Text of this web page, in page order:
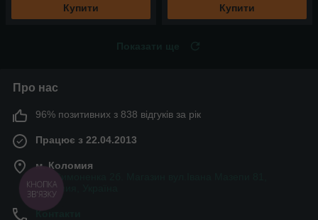
Купити Купити
Про нас
96% позитивних з 838 відгуків за рік
Працює з 22.04.2013
м. Коломия
вул.Симоненка 2б. Магазин вул.Івана Мазепи 81,
Коломия, Україна
Контакти
КНОПКА
ЗВ'ЯЗКУ